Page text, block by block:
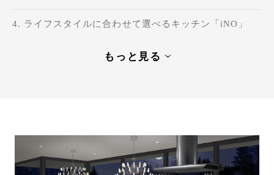
ライフスタイルに合わせて選べるキッチン「iNO」
施主支給ならではのプライスが魅力！キッチン
もっと見る